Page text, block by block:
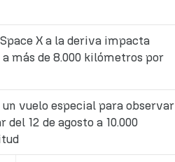
X a la deriva impacta
más de 8.000 kilómetros por
vuelo especial para observar
del 12 de agosto a 10.000